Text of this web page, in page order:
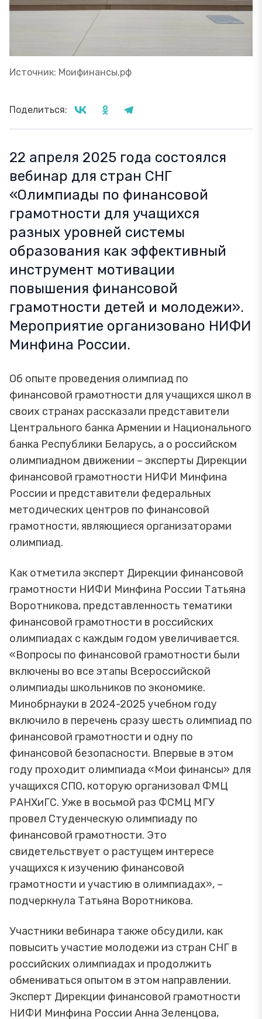
Источник: Моифинансы.рф
Поделиться:
22 апреля 2025 года состоялся
вебинар для стран СНГ
«Олимпиады по финансовой
грамотности для учащихся
разных уровней системы
образования как эффективный
инструмент мотивации
повышения финансовой
грамотности детей и молодежи».
Мероприятие организовано НИФИ
Минфина России.
Об опыте проведения олимпиад по
финансовой грамотности для учащихся школ в
своих странах рассказали представители
Центрального банка Армении и Национального
банка Республики Беларусь, а о российском
олимпиадном движении – эксперты Дирекции
финансовой грамотности НИФИ Минфина
России и представители федеральных
методических центров по финансовой
грамотности, являющиеся организаторами
олимпиад.
Как отметила эксперт Дирекции финансовой
грамотности НИФИ Минфина России Татьяна
Воротникова, представленность тематики
финансовой грамотности в российских
олимпиадах с каждым годом увеличивается.
«Вопросы по финансовой грамотности были
включены во все этапы Всероссийской
олимпиады школьников по экономике.
Минобрнауки в 2024-2025 учебном году
включило в перечень сразу шесть олимпиад по
финансовой грамотности и одну по
финансовой безопасности. Впервые в этом
году проходит олимпиада «Мои финансы» для
учащихся СПО, которую организовал ФМЦ
РАНХиГС. Уже в восьмой раз ФСМЦ МГУ
провел Студенческую олимпиаду по
финансовой грамотности. Это
свидетельствует о растущем интересе
учащихся к изучению финансовой
грамотности и участию в олимпиадах», –
подчеркнула Татьяна Воротникова.
Участники вебинара также обсудили, как
повысить участие молодежи из стран СНГ в
российских олимпиадах и продолжить
обмениваться опытом в этом направлении.
Эксперт Дирекции финансовой грамотности
НИФИ Минфина России Анна Зеленцова,